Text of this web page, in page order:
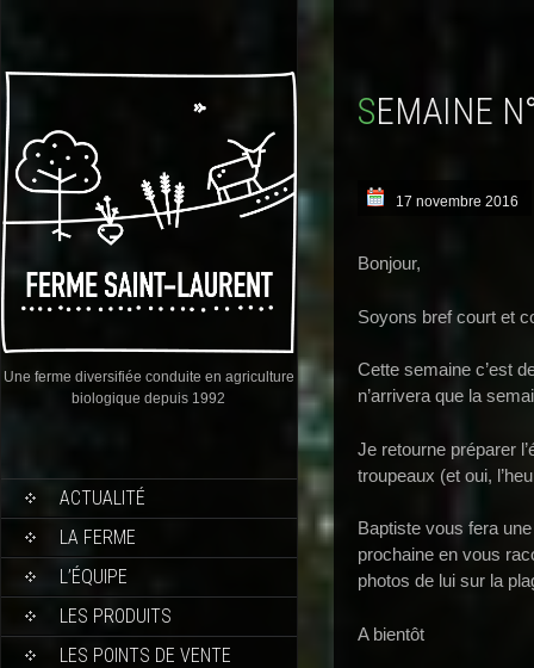
Une ferme diversifiée conduite en agriculture
biologique depuis 1992
ACTUALITÉ
LA FERME
L’ÉQUIPE
LES PRODUITS
LES POINTS DE VENTE
SEMAINE
17 novembre 2016
Bonjour,
Soyons bref court et
Cette semaine c’est
n’arrivera que la
Je retourne préparer
troupeaux (et oui,
Baptiste vous fera
prochaine en vous
photos de lui sur la
A bientôt